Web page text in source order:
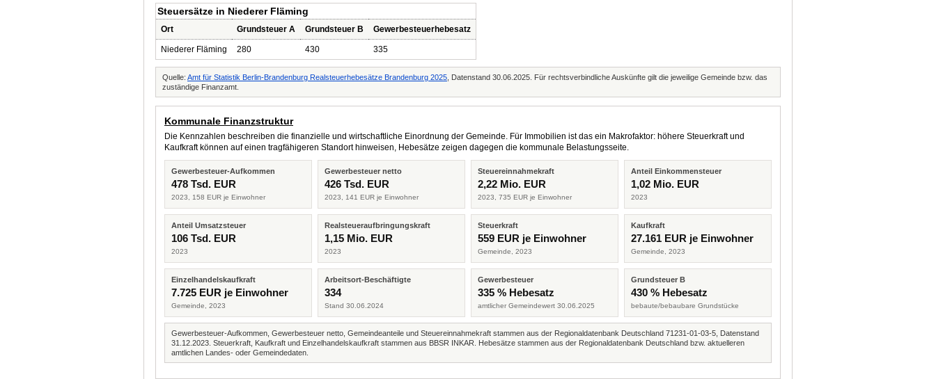
Steuersätze in Niederer Fläming
Ort Grundsteuer A Grundsteuer B Gewerbesteuerhebesatz
Niederer Fläming 280 430 335
Quelle: Amt für Statistik Berlin-Brandenburg Realsteuerhebesätze Brandenburg 2025 , Datenstand 30.06.2025. Für rechtsverbindliche Auskünfte gilt die jeweilige Gemeinde bzw. das
zuständige Finanzamt.
Kommunale Finanzstruktur
Die Kennzahlen beschreiben die finanzielle und wirtschaftliche Einordnung der Gemeinde. Für Immobilien ist das ein Makrofaktor: höhere Steuerkraft und
Kaufkraft können auf einen tragfähigeren Standort hinweisen, Hebesätze zeigen dagegen die kommunale Belastungsseite.
Gewerbesteuer-Aufkommen
478 Tsd. EUR
2023, 158 EUR je Einwohner
Gewerbesteuer netto
426 Tsd. EUR
2023, 141 EUR je Einwohner
Steuereinnahmekraft
2,22 Mio. EUR
2023, 735 EUR je Einwohner
Anteil Einkommensteuer
1,02 Mio. EUR
2023
Anteil Umsatzsteuer
106 Tsd. EUR
2023
Realsteueraufbringungskraft
1,15 Mio. EUR
2023
Steuerkraft
559 EUR je Einwohner
Gemeinde, 2023
Kaufkraft
27.161 EUR je Einwohner
Gemeinde, 2023
Einzelhandelskaufkraft
7.725 EUR je Einwohner
Gemeinde, 2023
Arbeitsort-Beschäftigte
334
Stand 30.06.2024
Gewerbesteuer
335 % Hebesatz
amtlicher Gemeindewert 30.06.2025
Grundsteuer B
430 % Hebesatz
bebaute/bebaubare Grundstücke
Gewerbesteuer-Aufkommen, Gewerbesteuer netto, Gemeindeanteile und Steuereinnahmekraft stammen aus der Regionaldatenbank Deutschland 71231-01-03-5, Datenstand
31.12.2023. Steuerkraft, Kaufkraft und Einzelhandelskaufkraft stammen aus BBSR INKAR. Hebesätze stammen aus der Regionaldatenbank Deutschland bzw. aktuelleren
amtlichen Landes- oder Gemeindedaten.